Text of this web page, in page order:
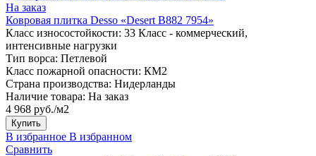
На заказ
Ковровая плитка Desso «Desert B882 7954»
Класс износостойкости: 33 Класс - коммерческий,
интенсивные нагрузки
Тип ворса: Петлевой
Класс пожарной опасности: КМ2
Страна производства: Нидерланды
Наличие товара: На заказ
4 968 руб./м2
Купить
В избранное В избранном
Сравнить